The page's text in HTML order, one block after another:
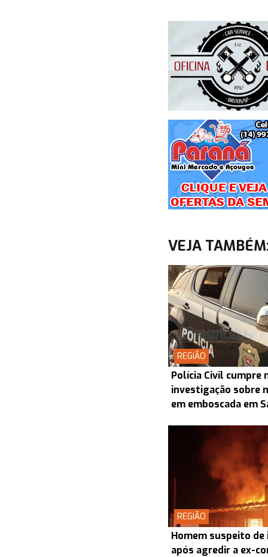
VEJA
REGIÃO
Polícia Civil cumpre
investigação sobre
em emboscada em
REGIÃO
Homem suspeito de
após agredir a ex-